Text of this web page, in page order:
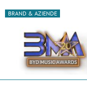
BRAND & AZIENDE